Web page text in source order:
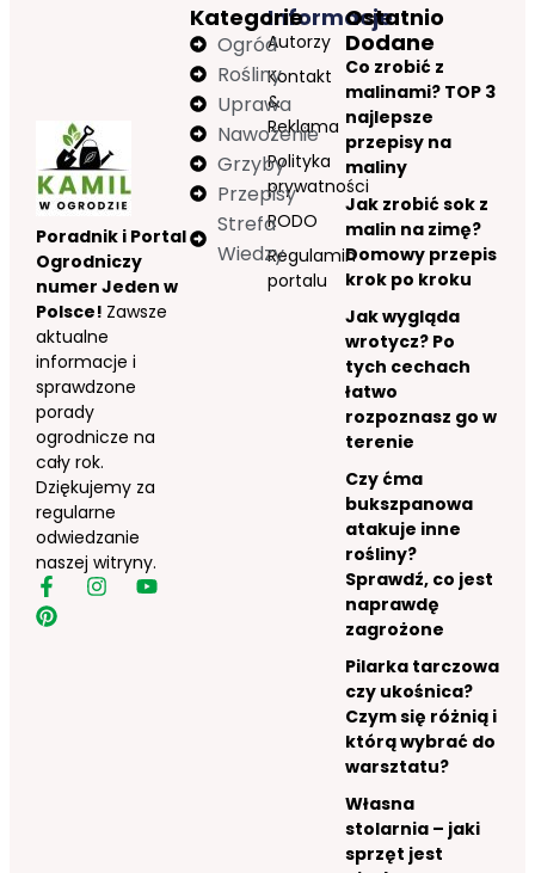
Poradnik i Portal
Ogrodniczy
numer Jeden w
Polsce! Zawsze
aktualne
informacje i
sprawdzone
porady
ogrodnicze na
cały rok.
Dziękujemy za
regularne
odwiedzanie
naszej witryny.
Informacje
Autorzy
Kontakt
&
Reklama
Polityka
prywatności
RODO
Regulamin
portalu
Kategorie
Ogród
Rośliny
Uprawa
Nawożenie
Grzyby
Przepisy
Strefa
Wiedzy
Ostatnio
Dodane
Co zrobić z
malinami? TOP 3
najlepsze
przepisy na
maliny
Jak zrobić sok z
malin na zimę?
Domowy przepis
krok po kroku
Jak wygląda
wrotycz? Po
tych cechach
łatwo
rozpoznasz go w
terenie
Czy ćma
bukszpanowa
atakuje inne
rośliny?
Sprawdź, co jest
naprawdę
zagrożone
Pilarka tarczowa
czy ukośnica?
Czym się różnią i
którą wybrać do
warsztatu?
Własna
stolarnia – jaki
sprzęt jest